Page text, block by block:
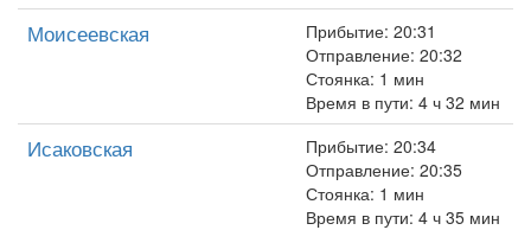
Моисеевская
Прибытие: 20:31
Отправление: 20:32
Стоянка: 1 мин
Время в пути: 4 ч 32 мин
Исаковская
Прибытие: 20:34
Отправление: 20:35
Стоянка: 1 мин
Время в пути: 4 ч 35 мин